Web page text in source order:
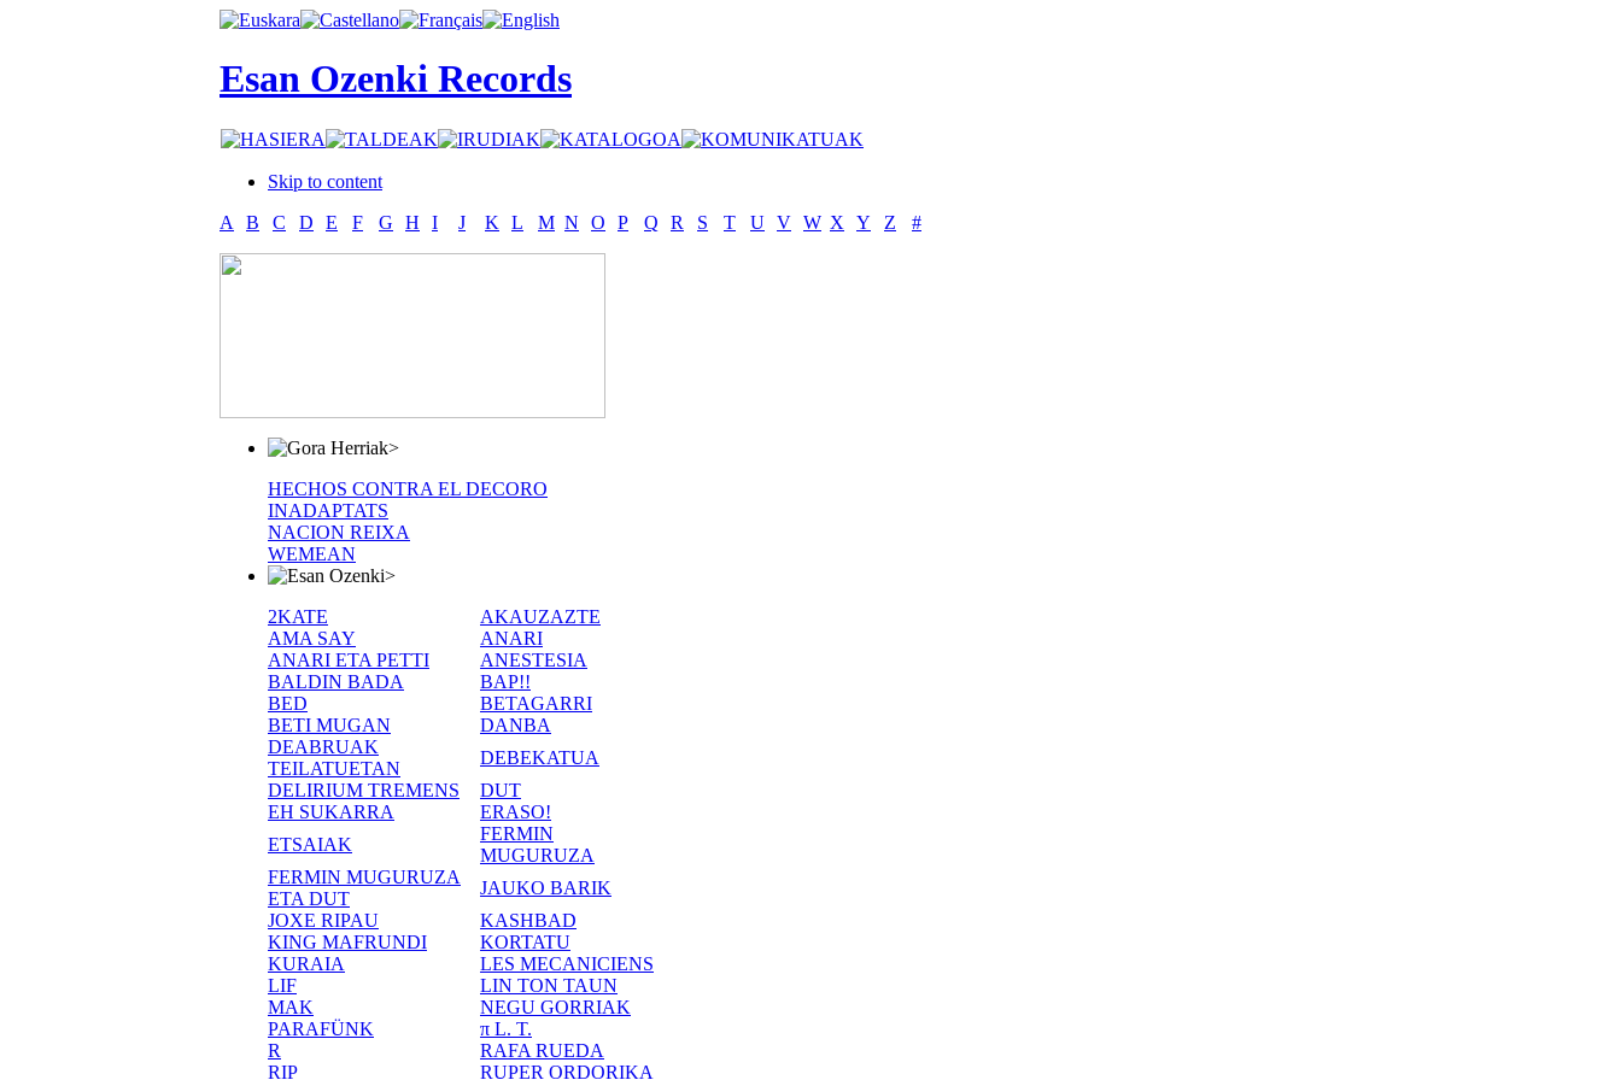
Esan Ozenki Records
Skip to content
A
B C D E F G H I J K L M N O P Q R S T U V W X Y Z #
>
HECHOS CONTRA EL DECORO
INADAPTATS
NACION REIXA
WEMEAN
>
2KATE
AKAUZAZTE
AMA SAY
ANARI
ANARI ETA PETTI
ANESTESIA
BALDIN BADA
BAP!!
BED
BETAGARRI
BETI MUGAN
DANBA
DEABRUAK
TEILATUETAN
DEBEKATUA
DELIRIUM TREMENS
DUT
EH SUKARRA
ERASO!
ETSAIAK
FERMIN
MUGURUZA
FERMIN MUGURUZA
ETA DUT
JAUKO BARIK
JOXE RIPAU
KASHBAD
KING MAFRUNDI
KORTATU
KURAIA
LES MECANICIENS
LIF
LIN TON TAUN
MAK
NEGU GORRIAK
PARAFÜNK
π L. T.
R
RAFA RUEDA
RIP
RUPER ORDORIKA